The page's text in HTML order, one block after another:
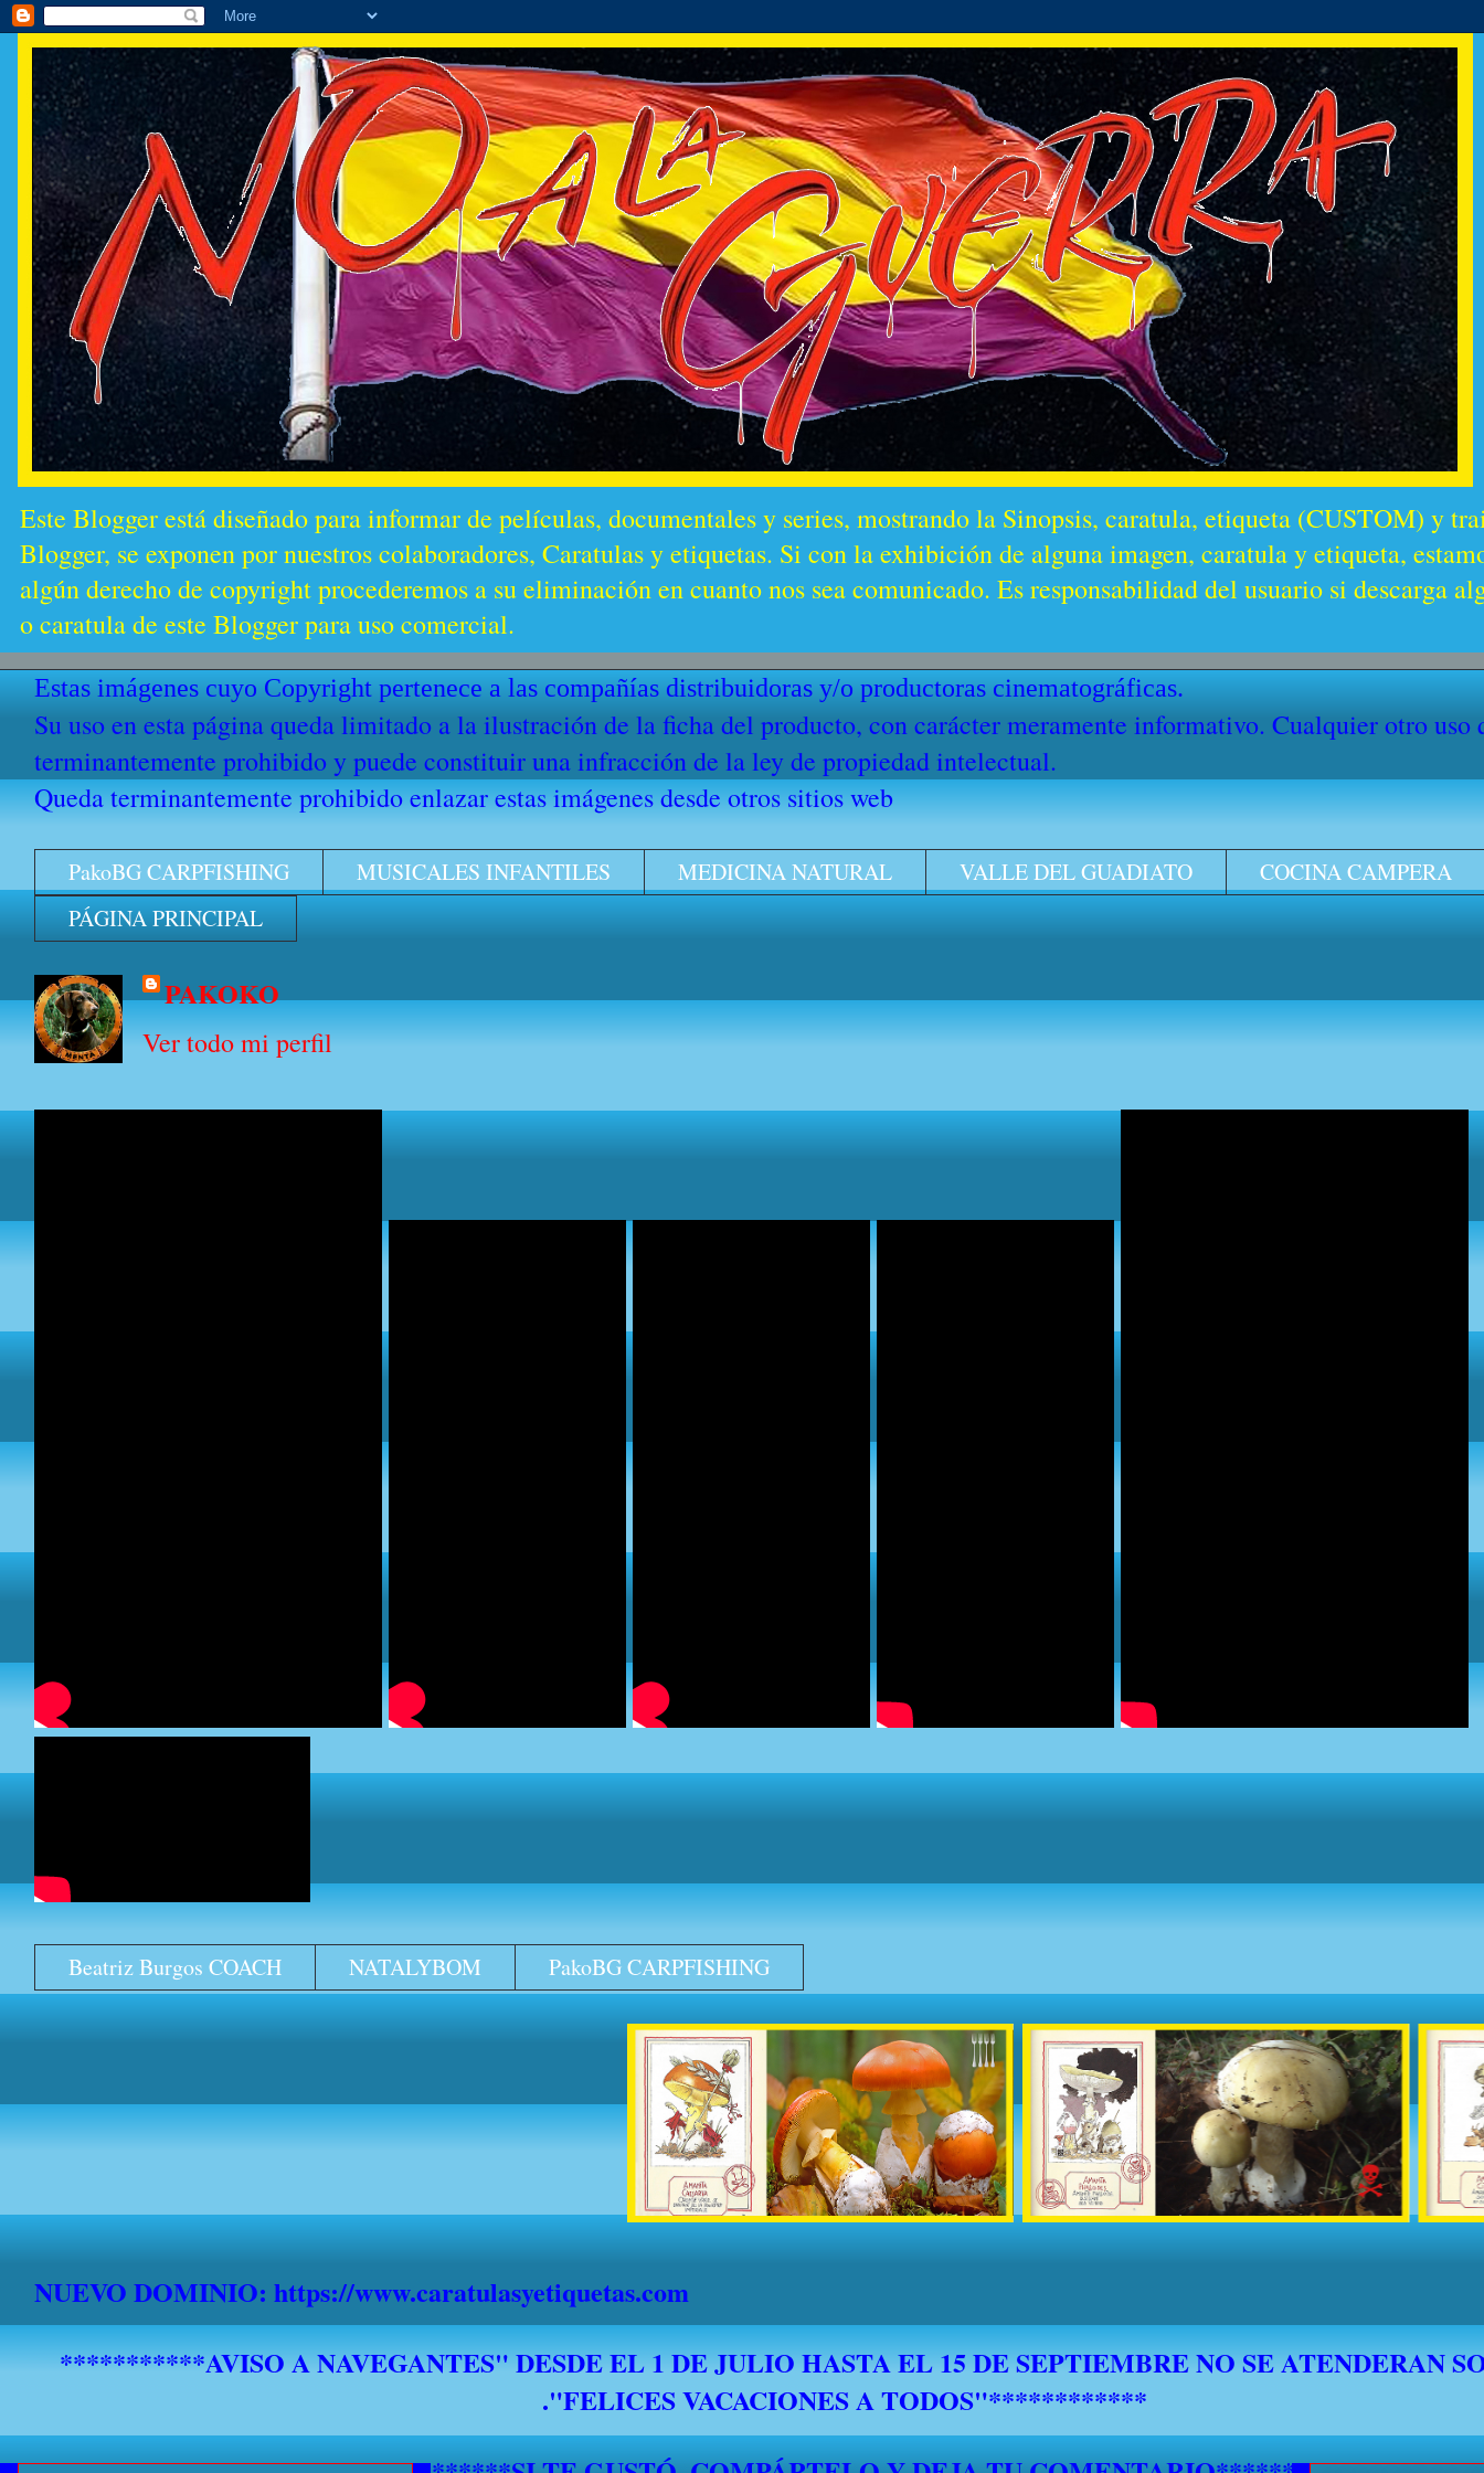
Este Blogger está diseñado para informar de películas, documentales y series, mostrando la Sinopsis, caratula, etiqueta (CUSTOM) y
Blogger, se exponen por nuestros colaboradores, Caratulas y etiquetas. Si con la exhibición de alguna imagen, caratula y etiqueta,
algún derecho de copyright procederemos a su eliminación en cuanto nos sea comunicado. Es responsabilidad del usuario si descarga
o caratula de este Blogger para uso comercial.
Estas imágenes cuyo Copyright pertenece a las compañías distribuidoras y/o productoras cinematográficas.
Su uso en esta página queda limitado a la ilustración de la ficha del producto, con carácter meramente informativo. Cualquier otro uso
terminantemente prohibido y puede constituir una infracción de la ley de propiedad intelectual.
Queda terminantemente prohibido enlazar estas imágenes desde otros sitios web
PakoBG CARPFISHING MUSICALES INFANTILES MEDICINA NATURAL VALLE DEL GUADIATO
COCINA CAMPERA
PÁGINA PRINCIPAL
PAKOKO
Ver todo mi perfil
Beatriz Burgos COACH NATALYBOM PakoBG CARPFISHING
NUEVO DOMINIO: https://www.caratulasyetiquetas.com